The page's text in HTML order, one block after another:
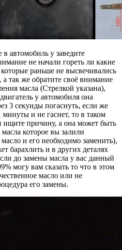
автомобиль у заведите
не начали гореть ли какие
раньше не высвечивались
так же обратите своё внимание
масла (Стрелкой указана),
у автомобиля она
3 секунды погаснуть, если же
и не гаснет, то в таком
ищите причину, а она может быть
которое вы залили
и его необходимо заменить),
барахлить и в других деталях
до замены масла у вас данный
могу вам сказать то что в этом
масло или не
его замены.